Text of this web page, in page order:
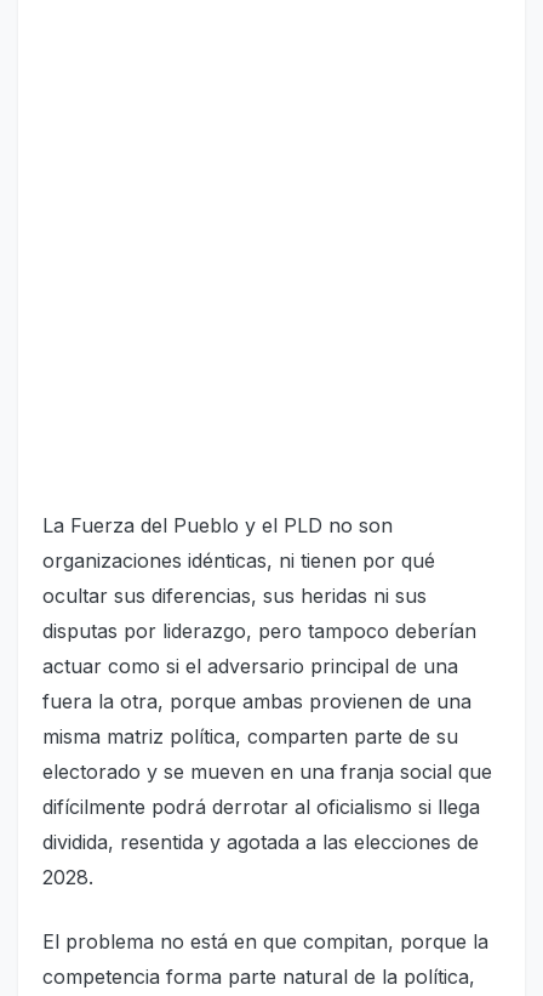
La Fuerza del Pueblo y el PLD no son
organizaciones idénticas, ni tienen por qué
ocultar sus diferencias, sus heridas ni sus
disputas por liderazgo, pero tampoco deberían
actuar como si el adversario principal de una
fuera la otra, porque ambas provienen de una
misma matriz política, comparten parte de su
electorado y se mueven en una franja social que
difícilmente podrá derrotar al oficialismo si llega
dividida, resentida y agotada a las elecciones de
2028.
El problema no está en que compitan, porque la
competencia forma parte natural de la política,